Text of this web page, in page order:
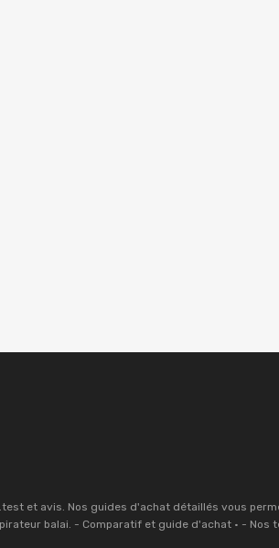
et avis. Nos guides d'achat détaillés vous
balai. - Comparatif et guide d'achat · - Nos